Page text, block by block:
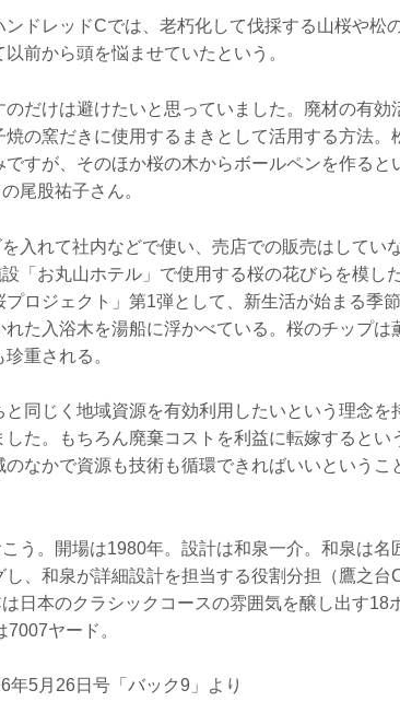
ドレッドCでは、老朽化して伐採する山桜や松
前から頭を悩ませていたという。
のだけは避けたいと思っていました。廃材の有効
の窯だきに使用するまきとして活用する方法。
すが、そのほか桜の木からボールペンを作ると
尾股祐子さん。
入れて社内などで使い、売店での販売はしてい
「お丸山ホテル」で使用する桜の花びらを模し
プロジェクト」第1弾として、新生活が始まる季
た入浴木を湯船に浮かべている。桜のチップは
重される。
と同じく地域資源を有効利用したいという理念を
た。もちろん廃棄コストを利益に転嫁するとい
なかで資源も技術も循環できればいいというこ
う。開場は1980年。設計は和泉一介。和泉は名
、和泉が詳細設計を担当する役割分担（鷹之台
日本のクラシックコースの雰囲気を醸し出す18
ヤード。
5月26日号「バック9」より